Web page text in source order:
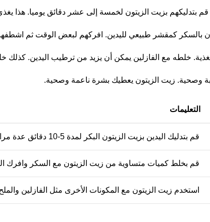
بتدليكهم بزيت الزيتون لخمسة إلى عشر دقائق يوميا. هذا
كمقشر طبيعي لليدين. افركهم لبعض الوقت ثم اشطفهم
خلطه مع الفازلين يمكن أن يزيد من ترطيب اليدين. كذلك
وصحية. زيت الزيتون يعطيك بشرة ناعمة وصحية.
التعليمات
قم بتدليك اليدين بزيت الزيتون البكر لمدة 5-10 دقائق عدة مرات في اليوم.
قم بخلط كميات متساوية من زيت الزيتون مع السكر وافرك
استخدم زيت الزيتون مع المكونات الأخرى مثل الفازلين